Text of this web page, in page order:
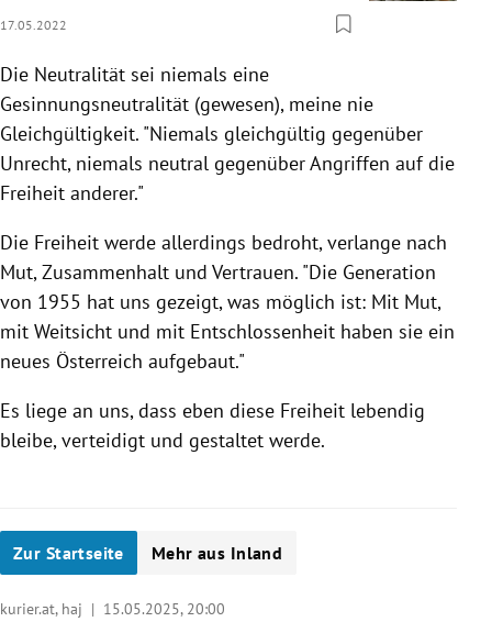
17.05.2022
Die Neutralität sei niemals eine
Gesinnungsneutralität (gewesen), meine nie
Gleichgültigkeit. "Niemals gleichgültig gegenüber
Unrecht, niemals neutral gegenüber Angriffen auf die
Freiheit anderer."
Die Freiheit werde allerdings bedroht, verlange nach
Mut, Zusammenhalt und Vertrauen. "Die Generation
von 1955 hat uns gezeigt, was möglich ist: Mit Mut,
mit Weitsicht und mit Entschlossenheit haben sie ein
neues Österreich aufgebaut."
Es liege an uns, dass eben diese Freiheit lebendig
bleibe, verteidigt und gestaltet werde.
Zur Startseite Mehr aus Inland
kurier.at, haj | 15.05.2025, 20:00